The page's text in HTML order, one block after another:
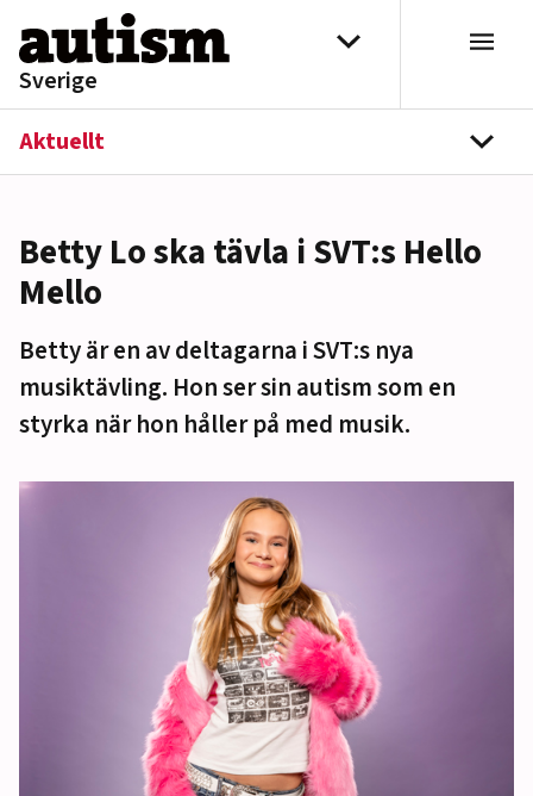
Hoppa till innehåll
Sverige
Välj distrikt
Aktuellt
Betty Lo ska tävla i SVT:s Hello
Mello
Betty är en av deltagarna i SVT:s nya
musiktävling. Hon ser sin autism som en
styrka när hon håller på med musik.